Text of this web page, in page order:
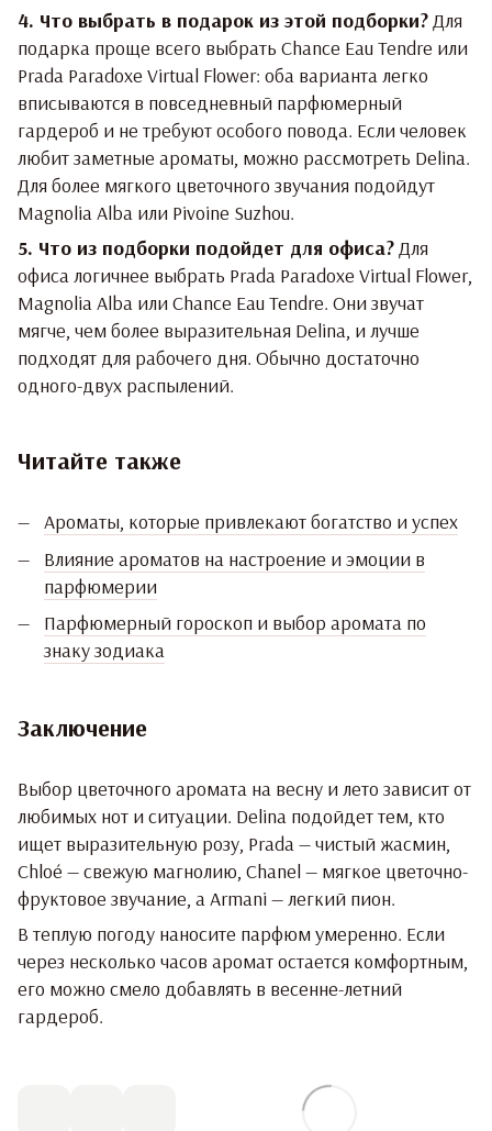
4. Что выбрать в подарок из этой подборки?Для
подарка проще всего выбрать Chance Eau Tendre или
Prada Paradoxe Virtual Flower: оба варианта легко
вписываются в повседневный парфюмерный
гардероб и не требуют особого повода. Если человек
любит заметные ароматы, можно рассмотреть Delina.
Для более мягкого цветочного звучания подойдут
Magnolia Alba или Pivoine Suzhou.
5. Что из подборки подойдет для офиса?Для
офиса логичнее выбрать Prada Paradoxe Virtual Flower,
Magnolia Alba или Chance Eau Tendre. Они звучат
мягче, чем более выразительная Delina, и лучше
подходят для рабочего дня. Обычно достаточно
одного-двух распылений.
Читайте также
Ароматы, которые привлекают богатство и успех
Влияние ароматов на настроение и эмоции в
парфюмерии
Парфюмерный гороскоп и выбор аромата по
знаку зодиака
Заключение
Выбор цветочного аромата на весну и лето зависит от
любимых нот и ситуации. Delina подойдет тем, кто
ищет выразительную розу, Prada — чистый жасмин,
Chloé — свежую магнолию, Chanel — мягкое цветочно-
фруктовое звучание, а Armani — легкий пион.
В теплую погоду наносите парфюм умеренно. Если
через несколько часов аромат остается комфортным,
его можно смело добавлять в весенне-летний
гардероб.